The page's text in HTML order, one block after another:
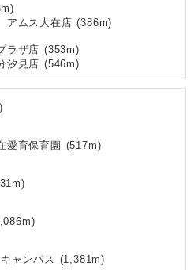
m)
アムス大在店 (386m)
ラザ店 (353m)
汐見店 (546m)
愛育保育園 (517m)
m)
m)
ャンパス (1,381m)